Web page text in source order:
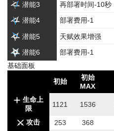
潜能3 再部署时间-10秒
潜能4 部署费用-1
潜能5 天赋效果增强
潜能6
部署费用-1
基础面板
初始
初始
MAX
生命上
限
1121 1536
攻击 253 368